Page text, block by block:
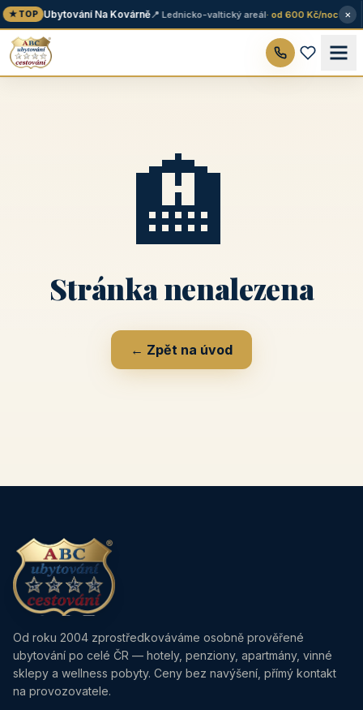
★ TOP Ubytování Na Kovárně📍 Lednicko-valtický areál· od 600 Kč/noc ×
🏨
Stránka nenalezena
← Zpět na úvod
Od roku 2004 zprostředkováváme osobně prověřené
ubytování po celé ČR — hotely, penziony, apartmány, vinné
sklepy a wellness pobyty. Ceny bez navýšení, přímý kontakt
na provozovatele.